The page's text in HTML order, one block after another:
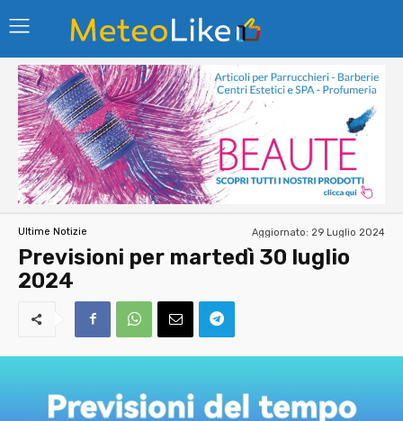
Ultime Notizie Aggiornato: 29 Luglio 2024
Previsioni per martedì 30 luglio
2024